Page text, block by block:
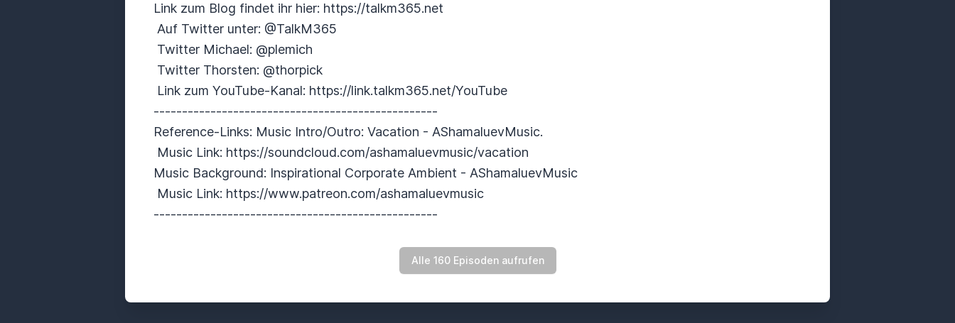
Link zum Blog findet ihr hier: https://talkm365.net
Auf Twitter unter: @TalkM365
Twitter Michael: @plemich
Twitter Thorsten: @thorpick
Link zum YouTube-Kanal: https://link.talkm365.net/YouTube
--------------------------------------------------
Reference-Links: Music Intro/Outro: Vacation - AShamaluevMusic.
Music Link: https://soundcloud.com/ashamaluevmusic/vacation
Music Background: Inspirational Corporate Ambient - AShamaluevMusic
Music Link: https://www.patreon.com/ashamaluevmusic
--------------------------------------------------
Alle 160 Episoden aufrufen